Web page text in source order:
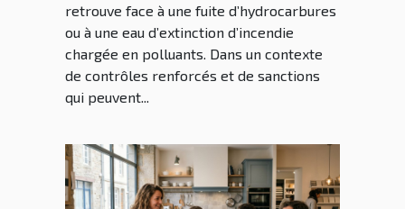
retrouve face à une fuite d’hydrocarbures
ou à une eau d’extinction d’incendie
chargée en polluants. Dans un contexte
de contrôles renforcés et de sanctions
qui peuvent...